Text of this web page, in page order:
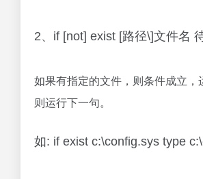
2、if [not] exist [路径\]文件名
如果有指定的文件，则条件成立，
则运行下一句。
如: if exist c:\config.sys type